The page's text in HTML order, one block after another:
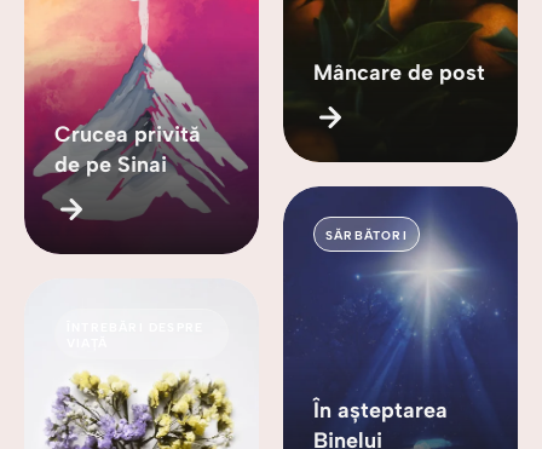
Crucea privită
de pe Sinai
Mâncare de post
SĂRBĂTORI
În așteptarea
Binelui